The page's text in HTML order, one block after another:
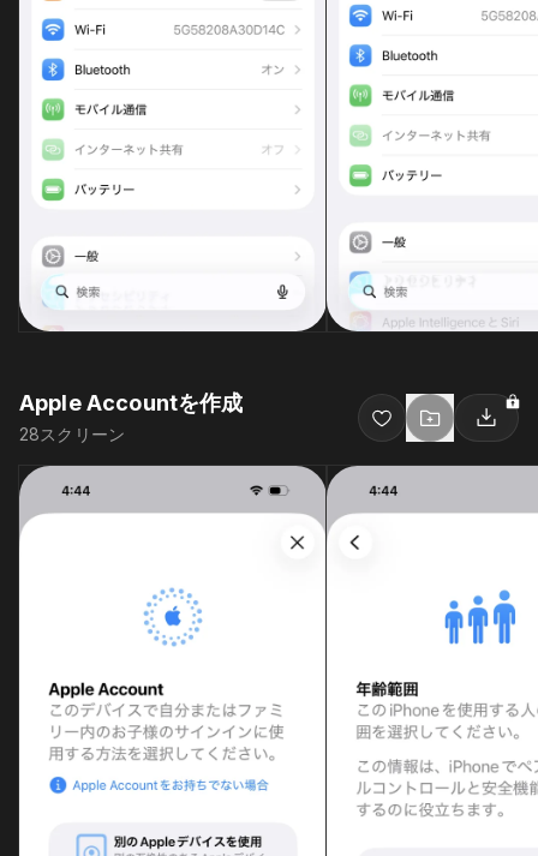
Apple Accountを作成
28スクリーン